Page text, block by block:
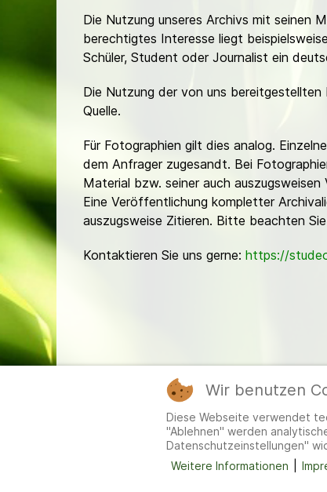
Die Nutzung unseres Archivs mit seinen
berechtigtes Interesse liegt
Schüler, Student oder Journalist ein
Die Nutzung der von uns
Quelle.
Für Fotographien gilt dies analog.
dem Anfrager zugesandt. Bei
Material bzw. seiner auch
Eine Veröffentlichung kompletter
auszugsweise Zitieren. Bitte beachten
Kontaktieren Sie uns gerne: https://
Wir benutzen
Diese Webseite verwendet
"Ablehnen" werden
Datenschutzeinstellungen"
Weitere Informationen